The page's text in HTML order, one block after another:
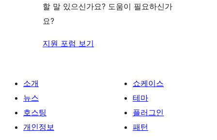
보
할 말 있으신가요? 도움이 필요하신가
요?
지원 포럼 보기
소개
뉴스
호스팅
개인정보
쇼케이스
테마
플러그인
패턴